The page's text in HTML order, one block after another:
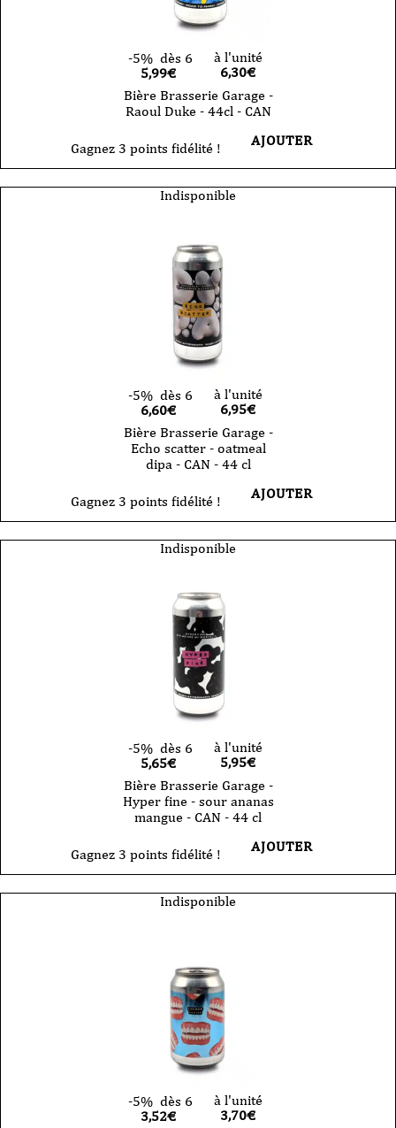
-5% dès 6
5,99€
à l'unité
6,30€
Bière Brasserie Garage -
Raoul Duke - 44cl - CAN
Gagnez 3 points fidélité ! AJOUTER
Indisponible
-5% dès 6
6,60€
à l'unité
6,95€
Bière Brasserie Garage -
Echo scatter - oatmeal
dipa - CAN - 44 cl
Gagnez 3 points fidélité ! AJOUTER
Indisponible
-5% dès 6
5,65€
à l'unité
5,95€
Bière Brasserie Garage -
Hyper fine - sour ananas
mangue - CAN - 44 cl
Gagnez 3 points fidélité ! AJOUTER
Indisponible
-5% dès 6
3,52€
à l'unité
3,70€